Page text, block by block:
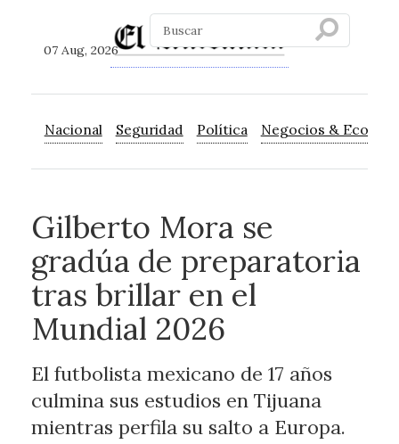
07 Aug, 2026
Nacional Seguridad Política Negocios &
Gilberto Mora se
gradúa de preparatoria
tras brillar en el
Mundial 2026
El futbolista mexicano de 17 años
culmina sus estudios en Tijuana
mientras perfila su salto a Europa.